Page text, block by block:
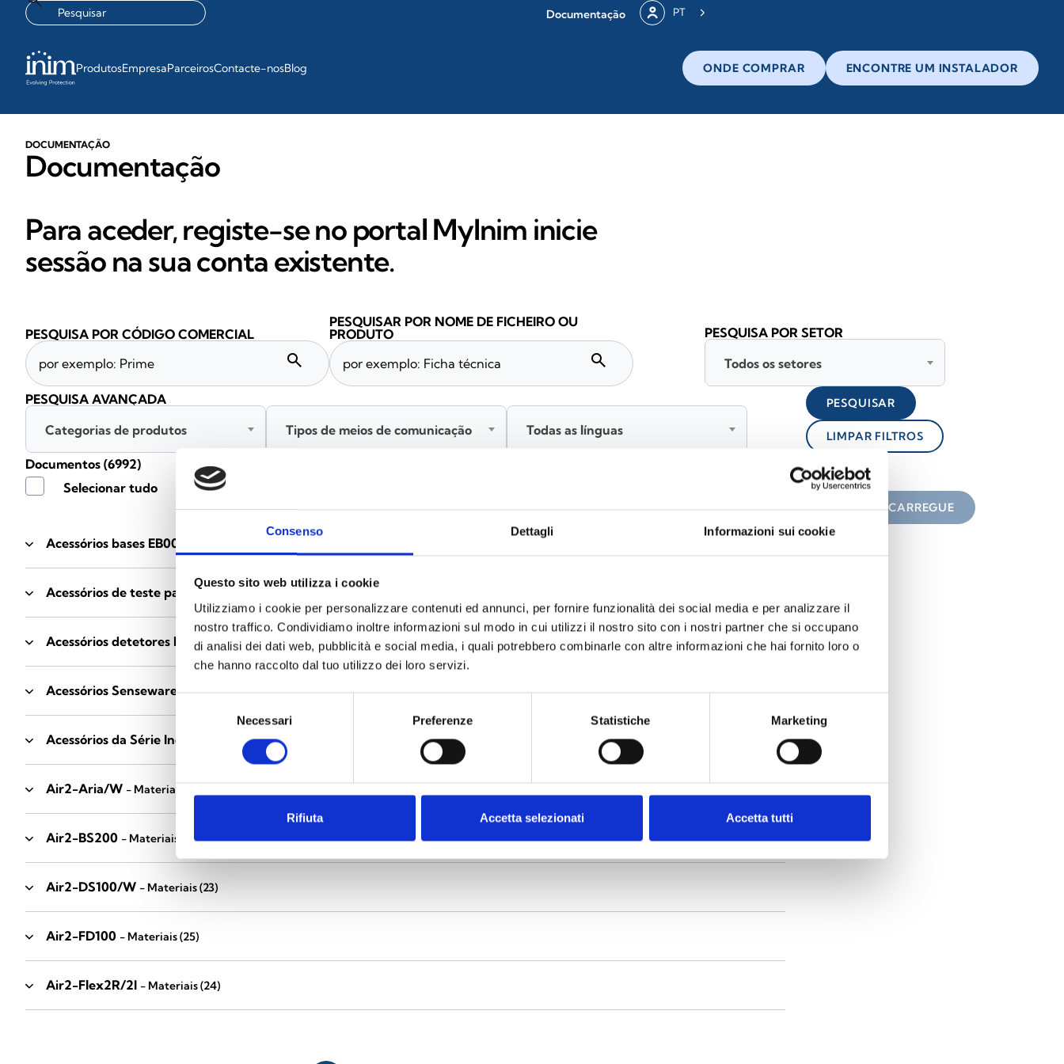
Consenso Dettagli Informazioni sui cookie
Questo sito web utilizza i cookie
Utilizziamo i cookie per personalizzare contenuti ed annunci, per fornire funzionalità dei social media e per analizzare il
nostro traffico. Condividiamo inoltre informazioni sul modo in cui utilizzi il nostro sito con i nostri partner che si occupano
di analisi dei dati web, pubblicità e social media, i quali potrebbero combinarle con altre informazioni che hai fornito loro o
che hanno raccolto dal tuo utilizzo dei loro servizi.
consenso
Necessari Preferenze Statistiche Marketing
Rifiuta Accetta selezionati Accetta tutti
Documentação PT
ProdutosEmpresaParceirosContacte-nosBlog ONDE COMPRAR ENCONTRE UM INSTALADOR
DOCUMENTAÇÃO
Documentação
Para aceder, registe-se no portal MyInim inicie
sessão na sua conta existente.
Acessórios bases EB00
Acessórios de teste para detetores
Acessórios detetores Enea - Materiais(35)
Acessórios Senseware - Materiais(2)
Acessórios da Série Industrial - Materiais(17)
Air2-Aria/W - Materiais
Air2-BS200 - Materiais (34)
Air2-DS100/W - Materiais(23)
Air2-FD100 - Materiais(25)
Air2-Flex2R/2I - Materiais(24)
Documentos (6992)
Selecionar tudo
DESCARREGUE
PESQUISA POR CÓDIGO COMERCIAL
search
PESQUISAR POR NOME DE FICHEIRO OU
PRODUTO
search
PESQUISA POR SETOR
Todos os setores
PESQUISA AVANÇADA
Categorias de produtos
Tipos de meios de comunicação Todas as línguas
PESQUISAR
LIMPAR FILTROS